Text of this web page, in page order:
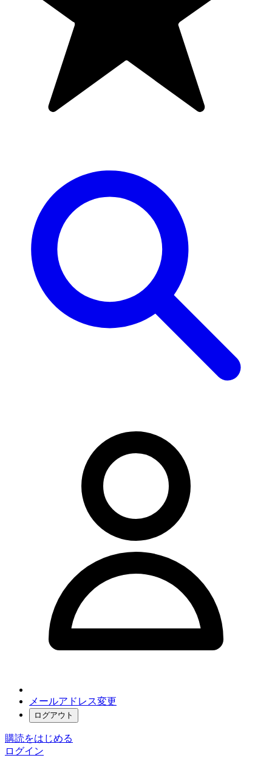
メールアドレス変更
ログアウト
購読をはじめる
ログイン